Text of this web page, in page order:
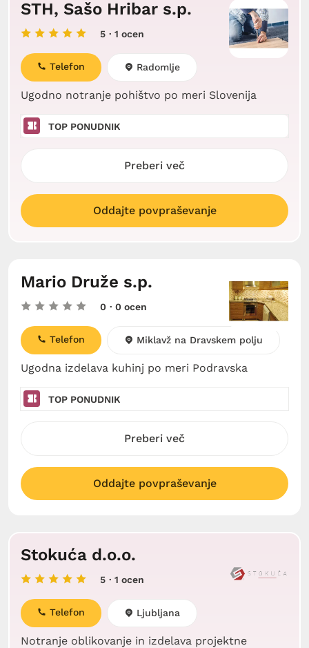
STH, Sašo Hribar s.p.
5 · 1 ocen
Ugodno notranje pohištvo po meri Slovenija
Telefon Radomlje
TOP PONUDNIK
Preberi več
Oddajte povpraševanje
Mario Druže s.p.
0 · 0 ocen
Ugodna izdelava kuhinj po meri Podravska
Telefon Miklavž na Dravskem polju
TOP PONUDNIK
Preberi več
Oddajte povpraševanje
Stokuća d.o.o.
5 · 1 ocen
Notranje oblikovanje in izdelava projektne
Telefon Ljubljana